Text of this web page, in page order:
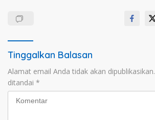
Tinggalkan Balasan
Alamat email Anda tidak akan dipublikasikan.
ditandai *